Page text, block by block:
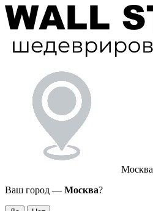
Москва
Ваш город — Москва?